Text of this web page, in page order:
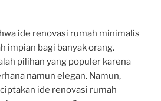
ide renovasi rumah minimalis
impian bagi banyak orang.
pilihan yang populer karena
namun elegan. Namun,
ide renovasi rumah